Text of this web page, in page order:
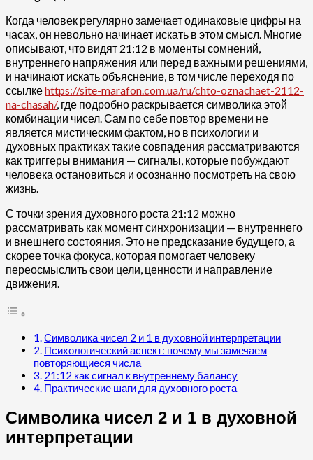
Когда человек регулярно замечает одинаковые цифры на
часах, он невольно начинает искать в этом смысл. Многие
описывают, что видят 21:12 в моменты сомнений,
внутреннего напряжения или перед важными решениями,
и начинают искать объяснение, в том числе переходя по
ссылкеhttps://site-marafon.com.ua/ru/chto-oznachaet-2112-
na-chasah/, где подробно раскрывается символика этой
комбинации чисел. Сам по себе повтор времени не
является мистическим фактом, но в психологии и
духовных практиках такие совпадения рассматриваются
как триггеры внимания — сигналы, которые побуждают
человека остановиться и осознанно посмотреть на свою
жизнь.
С точки зрения духовного роста 21:12 можно
рассматривать как момент синхронизации — внутреннего
и внешнего состояния. Это не предсказание будущего, а
скорее точка фокуса, которая помогает человеку
переосмыслить свои цели, ценности и направление
движения.
Символика чисел 2 и 1 в духовной интерпретации
Психологический аспект: почему мы замечаем
повторяющиеся числа
21:12 как сигнал к внутреннему балансу
Практические шаги для духовного роста
Символика чисел 2 и 1 в духовной
интерпретации